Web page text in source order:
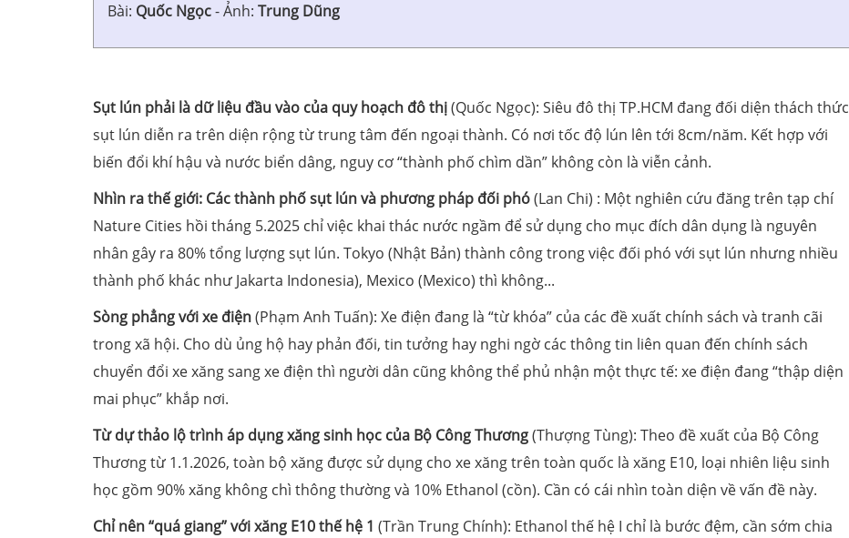
Bài: Quốc Ngọc- Ảnh: Trung Dũng
Sụt lún phải là dữ liệu đầu vào của quy hoạch đô thị(Quốc Ngọc): Siêu đô thị TP.HCM đang đối diện thách thức
sụt lún diễn ra trên diện rộng từ trung tâm đến ngoại thành. Có nơi tốc độ lún lên tới 8cm/năm. Kết hợp với
biến đổi khí hậu và nước biển dâng, nguy cơ “thành phố chìm dần” không còn là viễn cảnh.
Nhìn ra thế giới: Các thành phố sụt lún và phương pháp đối phó(Lan Chi) : Một nghiên cứu đăng trên tạp chí
Nature Cities hồi tháng 5.2025 chỉ việc khai thác nước ngầm để sử dụng cho mục đích dân dụng là nguyên
nhân gây ra 80% tổng lượng sụt lún. Tokyo (Nhật Bản) thành công trong việc đối phó với sụt lún nhưng nhiều
thành phố khác như Jakarta Indonesia), Mexico (Mexico) thì không...
Sòng phẳng với xe điện(Phạm Anh Tuấn): Xe điện đang là “từ khóa” của các đề xuất chính sách và tranh cãi
trong xã hội. Cho dù ủng hộ hay phản đối, tin tưởng hay nghi ngờ các thông tin liên quan đến chính sách
chuyển đổi xe xăng sang xe điện thì người dân cũng không thể phủ nhận một thực tế: xe điện đang “thập diện
mai phục” khắp nơi.
Từ dự thảo lộ trình áp dụng xăng sinh học của Bộ Công Thương(Thượng Tùng): Theo đề xuất của Bộ Công
Thương từ 1.1.2026, toàn bộ xăng được sử dụng cho xe xăng trên toàn quốc là xăng E10, loại nhiên liệu sinh
học gồm 90% xăng không chì thông thường và 10% Ethanol (cồn). Cần có cái nhìn toàn diện về vấn đề này.
Chỉ nên “quá giang” với xăng E10 thế hệ 1 (Trần Trung Chính): Ethanol thế hệ I chỉ là bước đệm, cần sớm chia